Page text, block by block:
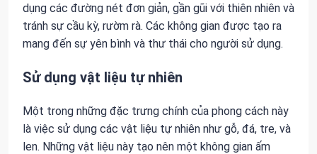
dụng các đường nét đơn giản, gần gũi với thiên nhiên và
tránh sự cầu kỳ, rườm rà. Các không gian được tạo ra
mang đến sự yên bình và thư thái cho người sử dụng.
Sử dụng vật liệu tự nhiên
Một trong những đặc trưng chính của phong cách này
là việc sử dụng các vật liệu tự nhiên như gỗ, đá, tre, và
len. Những vật liệu này tạo nên một không gian ấm